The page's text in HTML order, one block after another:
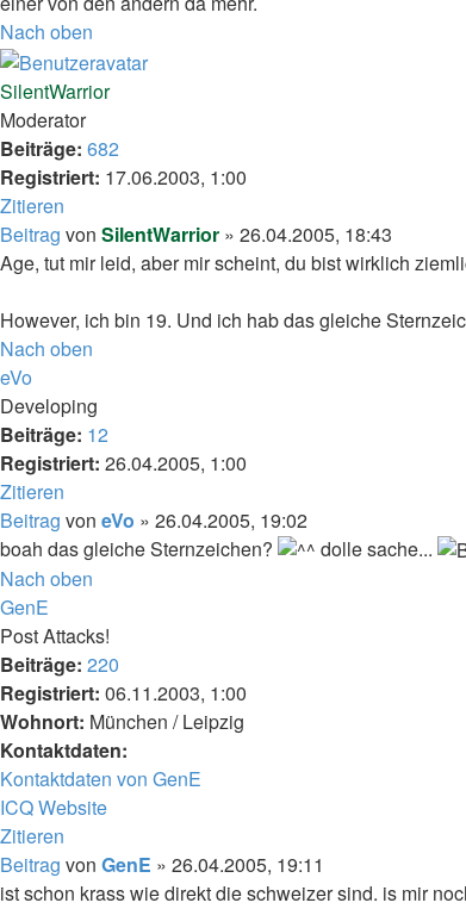
Nach oben
SilentWarrior
Moderator
Beiträge: 682
Registriert: 17.06.2003, 1:00
Zitieren
Beitrag von SilentWarrior » 26.04.2005, 18:43
Age, tut mir leid, aber mir scheint, du bist wirklich
However, ich bin 19. Und ich hab das gleiche
Nach oben
eVo
Developing
Beiträge: 12
Registriert: 26.04.2005, 1:00
Zitieren
Beitrag von eVo » 26.04.2005, 19:02
boah das gleiche Sternzeichen?
dolle sache...
Nach oben
GenE
Post Attacks!
Beiträge: 220
Registriert: 06.11.2003, 1:00
Wohnort: München / Leipzig
Kontaktdaten:
Kontaktdaten von GenE
ICQWebsite
Zitieren
Beitrag von GenE » 26.04.2005, 19:11
ist schon krass wie direkt die schweizer sind. is mir